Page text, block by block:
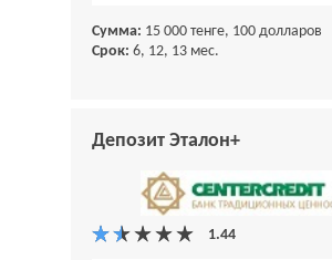
Сумма: 15 000 тенге, 100 долларов
Срок: 6, 12, 13 мес.
Депозит Эталон+